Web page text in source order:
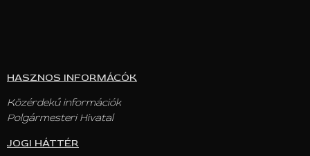
HASZNOS INFORMÁCÓK
Közérdekű információk
Polgármesteri Hivatal
JOGI HÁTTÉR